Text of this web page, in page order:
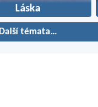
Láska
Další témata…